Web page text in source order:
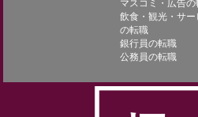
マスコミ・広告の
飲食・観光・サー
の転職
銀行員の転職
公務員の転職